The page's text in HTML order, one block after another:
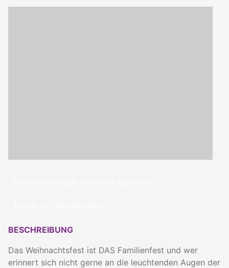
BESCHREIBUNG
Das Weihnachtsfest ist DAS Familienfest und wer
erinnert sich nicht gerne an die leuchtenden Augen der